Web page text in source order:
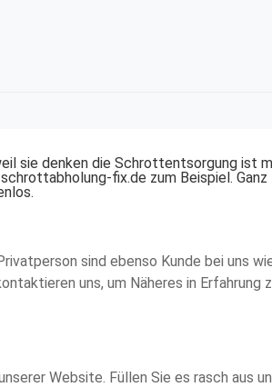
sie denken die Schrottentsorgung ist
fix.de zum Beispiel. Ganz
sind ebenso Kunde bei uns
uns, um Näheres in Erfahrung
Website. Füllen Sie es rasch aus